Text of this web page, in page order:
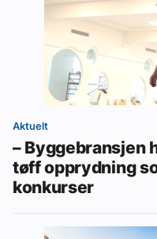
Aktuelt
– Byggebransjen
tøff opprydning
konkurser